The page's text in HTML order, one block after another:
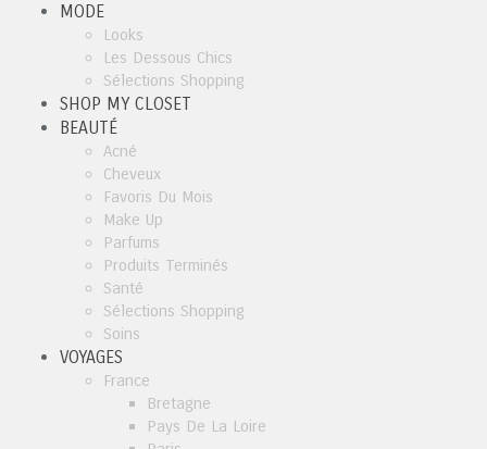
MODE
Looks
Les Dessous Chics
Sélections Shopping
SHOP MY CLOSET
BEAUTÉ
Acné
Cheveux
Favoris Du Mois
Make Up
Parfums
Produits Terminés
Santé
Sélections Shopping
Soins
VOYAGES
France
Bretagne
Pays De La Loire